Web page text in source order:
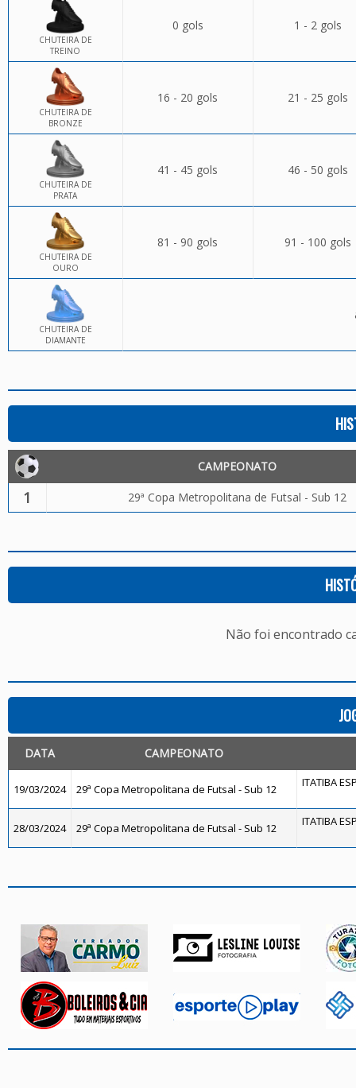
CHUTEIRA DE
TREINO
0 gols 1 - 2 gols
CHUTEIRA DE
BRONZE
16 - 20 gols 21 - 25 gols
CHUTEIRA DE
PRATA
41 - 45 gols 46 - 50 gols
CHUTEIRA DE
OURO
81 - 90 gols 91 - 100 gols
CHUTEIRA DE
DIAMANTE
CAMPEONATO
1 29ª Copa Metropolitana de Futsal - Sub 12
Não foi encontrado
DATA CAMPEONATO
19/03/2024 29ª Copa Metropolitana de Futsal - Sub 12 ITATIBA
28/03/2024 29ª Copa Metropolitana de Futsal - Sub 12 ITATIBA